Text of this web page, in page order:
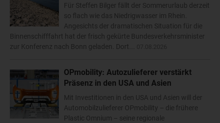
Für Steffen Bilger fällt der Sommerurlaub derzeit
so flach wie das Niedrigwasser im Rhein.
Angesichts der dramatischen Situation für die
Binnenschifffahrt hat der frisch gekürte Bundesverkehrsminister
zur Konferenz nach Bonn geladen. Dort...
OPmobility: Autozulieferer verstärkt
Präsenz in den USA und Asien
Mit Investitionen in den USA und Asien will der
Automobilzulieferer OPmobility – die frühere
Plastic Omnium – seine regionale